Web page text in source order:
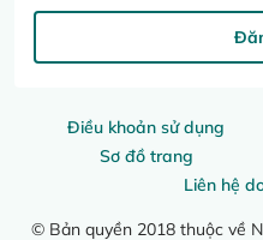
Điều khoản sử dụng
Sơ đồ trang
Liên hệ
© Bản quyền 2018 thuộc về